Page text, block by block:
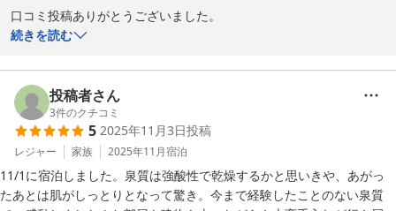
家族を連れてまた来たいです。
口コミ投稿ありがとうございました。
大変有り難いお言葉を頂き、しかも当旅館の温泉効果まで説明まで
是非ご家族様とのお越しをお待ちしています。
YAMADAYA
別府明礬温泉 美容・美肌・健康 小宿 －ＹＡＭＡＤＡＹＡ－
2025-12-30
続きを読む
投稿者さん
3件のクチコミ
5 2025年11月3日投稿
レジャー 家族 2025年11月宿泊
11/1に宿泊しました。泉質は強酸性で乾燥するかと思いきや、あがっ
たあとは肌がしっとりとなって驚き。今まで経験したことのない泉質